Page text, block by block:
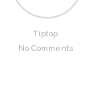
Tiptop
No Comments